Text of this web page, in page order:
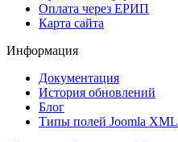
Оплата через ЕРИП
Карта сайта
Информация
Документация
История обновлений
Блог
Типы полей Joomla XML